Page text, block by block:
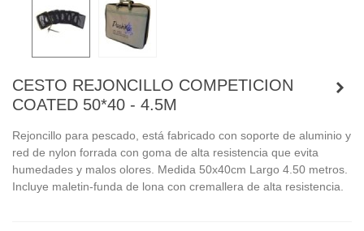
CESTO REJONCILLO COMPETICION
COATED 50*40 - 4.5M
Rejoncillo para pescado, está fabricado con soporte de aluminio y
red de nylon forrada con goma de alta resistencia que evita
humedades y malos olores. Medida 50x40cm Largo 4.50 metros.
Incluye maletin-funda de lona con cremallera de alta resistencia.